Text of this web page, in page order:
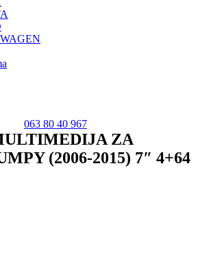
063 80 40 967
ZA
(2006-2015) 7″ 4+64